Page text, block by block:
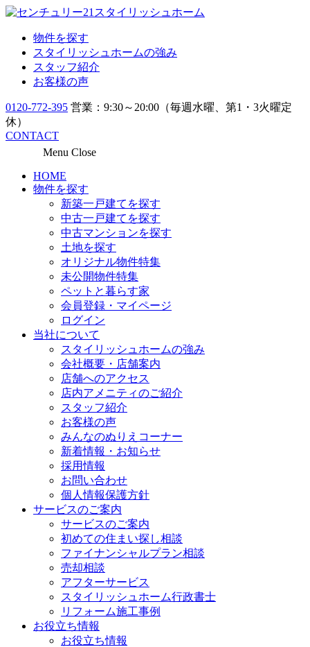
物件を探す
スタイリッシュホームの強み
スタッフ紹介
お客様の声
0120-772-395 営業：9:30～20:00（毎週水曜、第1・3火曜定
休）
CONTACT
Menu Close
HOME
物件を探す
新築一戸建てを探す
中古一戸建てを探す
中古マンションを探す
土地を探す
オリジナル物件特集
未公開物件特集
ペットと暮らす家
会員登録・マイページ
ログイン
当社について
スタイリッシュホームの強み
会社概要・店舗案内
店舗へのアクセス
店内アメニティのご紹介
スタッフ紹介
お客様の声
みんなのぬりえコーナー
新着情報・お知らせ
採用情報
お問い合わせ
個人情報保護方針
サービスのご案内
サービスのご案内
初めての住まい探し相談
ファイナンシャルプラン相談
売却相談
アフターサービス
スタイリッシュホーム行政書士
リフォーム施工事例
お役立ち情報
お役立ち情報